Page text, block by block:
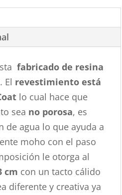
fabricado de resina
. El revestimiento está
lo cual hace que
sea no porosa, es
de agua lo que ayuda a
moho con el paso
le otorga al
cm con un tacto cálido
diferente y creativa ya